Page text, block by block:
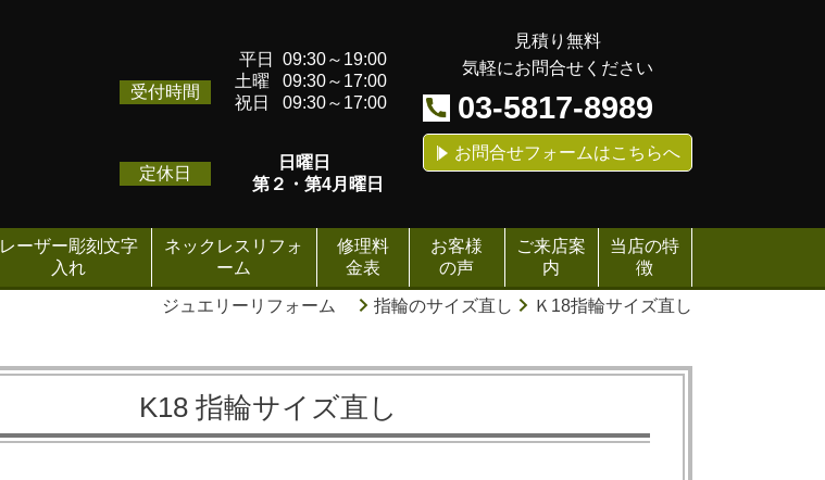
受付時間
平日 09:30～19:00
土曜 09:30～17:00
祝日 09:30～17:00
定休日
日曜日
第２・第4月曜日
見積り無料
気軽にお問合せください
03-5817-8989
お問合せフォームはこちらへ
レーザー彫刻文字
入れ
ネックレスリフォ
ーム
修理料
金表
お客様
の声
ご来店案
内
当店の特
徴
ジュエリーリフォーム 指輪のサイズ直し Ｋ18指輪サイズ直し
K18 指輪サイズ直し